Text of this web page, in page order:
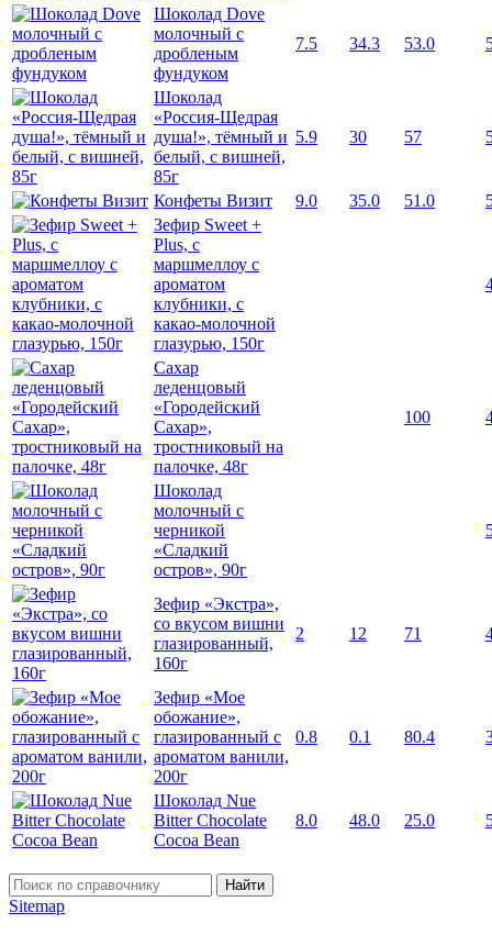
Шоколад Dove
молочный с
дробленым
фундуком
7.5 34.3 53.0
Шоколад
«Россия-Щедрая
душа!», тёмный и
белый, с вишней,
85г
5.9 30 57
Конфеты Визит 9.0 35.0 51.0
Зефир Sweet +
Plus, с
маршмеллоу с
ароматом
клубники, с
какао-молочной
глазурью, 150г
Сахар
леденцовый
«Городейский
Сахар»,
тростниковый на
палочке, 48г
100
Шоколад
молочный с
черникой
«Сладкий
остров», 90г
Зефир «Экстра»,
со вкусом вишни
глазированный,
160г
2 12 71
Зефир «Мое
обожание»,
глазированный с
ароматом ванили,
200г
0.8 0.1 80.4
Шоколад Nue
Bitter Chocolate
Cocoa Bean
8.0 48.0 25.0
Найти
Sitemap